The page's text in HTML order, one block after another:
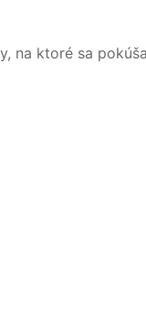
na ktoré sa